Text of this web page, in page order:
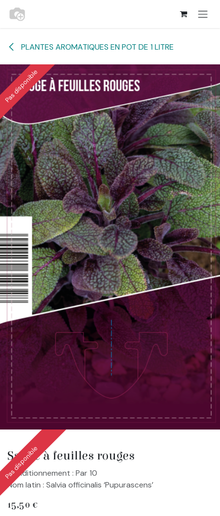
Se rendre au contenu
PLANTES AROMATIQUES EN POT DE 1 LITRE
Pas disponible
Sauge à feuilles rouges
Pas disponible
Conditionnement : Par 10
Nom latin : Salvia officinalis ‘Pupurascens’
15,50 €